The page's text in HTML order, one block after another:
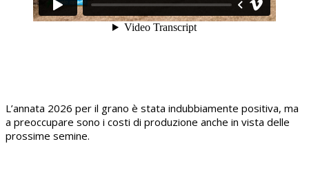
L’annata 2026 per il grano è stata indubbiamente positiva, ma
a preoccupare sono i costi di produzione anche in vista delle
prossime semine.